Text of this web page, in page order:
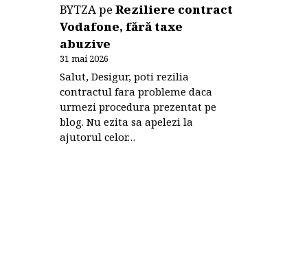
BYTZApeReziliere contract
Vodafone, fără taxe
abuzive
31 mai 2026
Salut, Desigur, poti rezilia
contractul fara probleme daca
urmezi procedura prezentat pe
blog. Nu ezita sa apelezi la
ajutorul celor…